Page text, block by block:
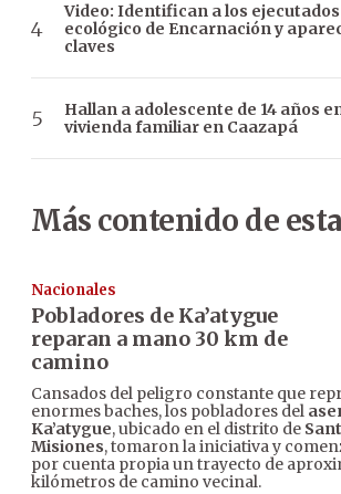
Video: Identifican a los
ecológico de Encarnación y
claves
Hallan a adolescente de 14 años
vivienda familiar en Caazapá
Más contenido de
Nacionales
Pobladores de Ka’atygue
reparan a mano 30 km de
camino
Cansados del peligro constante que
enormes baches, los pobladores del
Ka’atygue, ubicado en el distrito de
Misiones, tomaron la iniciativa y
por cuenta propia un trayecto de
kilómetros de camino vecinal.